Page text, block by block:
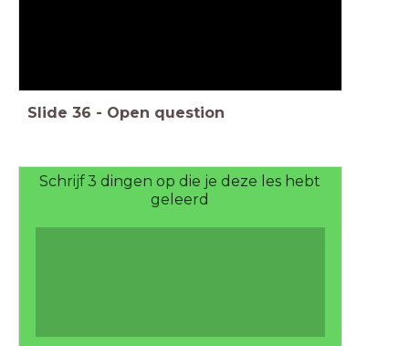
Slide 36 - Open question
Schrijf 3 dingen op die je deze les hebt
geleerd